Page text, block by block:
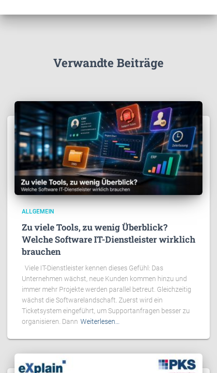
Verwandte Beiträge
ALLGEMEIN
Zu viele Tools, zu wenig Überblick?
Welche Software IT-Dienstleister wirklich
brauchen
Viele IT-Dienstleister kennen dieses Gefühl: Das
Unternehmen wächst, neue Kunden kommen hinzu und
immer mehr Projekte werden parallel betreut. Gleichzeitig
wächst die Softwarelandschaft. Zuerst wird ein
Ticketsystem eingeführt, um Supportanfragen besser zu
organisieren. Dann Weiterlesen…